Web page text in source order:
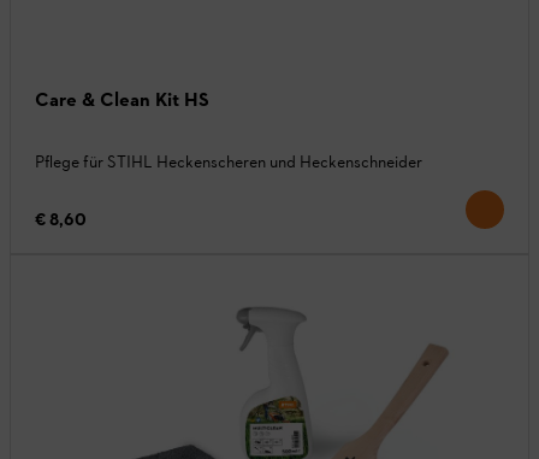
Care & Clean Kit HS
Pflege für STIHL Heckenscheren und Heckenschneider
€ 8,60